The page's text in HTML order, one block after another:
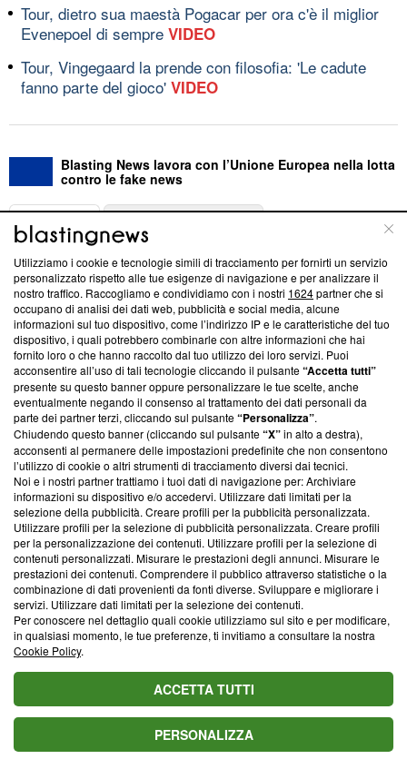
Tour, dietro sua maestà Pogacar per ora c'è il miglior
Evenepoel di sempre VIDEO
Tour, Vingegaard la prende con filosofia: 'Le cadute
fanno parte del gioco' VIDEO
Blasting News lavora con l’Unione Europea nella lotta
contro le fake news
ABOUT
Questa sezione offre informazioni trasparenti su Blasting
News, sui nostri processi editoriali e su come ci impegniamo a
creare news di qualità. Inoltre, afferma la nostra aderenza a
‘Trust Project - News with Integrity’Blasting News non è
ancora membro del programma, ma ha richiesto di farne
parte; Trust Project non ha ancora effettuato una verifica di
conformità agli standard.
Su di noi
Team editoriale
Corporate
Redazione
Informativa Privacy
Cookie Policy
Blasting SA, IDI CHE-247.845.224, Via Carlo Frasca, 3 - 6900
Lugano (Svizzera) Tel:+39 0690258937
© 2026 Blasting News
Utilizziamo i cookie e tecnologie simili di tracciamento per fornirti un servizio
personalizzato rispetto alle tue esigenze di navigazione e per analizzare il
nostro traffico. Raccogliamo e condividiamo con i nostri 1624partner che si
occupano di analisi dei dati web, pubblicità e social media, alcune
informazioni sul tuo dispositivo, come l’indirizzo IP e le caratteristiche del tuo
dispositivo, i quali potrebbero combinarle con altre informazioni che hai
fornito loro o che hanno raccolto dal tuo utilizzo dei loro servizi. Puoi
acconsentire all’uso di tali tecnologie cliccando il pulsante“Accetta tutti”
presente su questo banner oppure personalizzare le tue scelte, anche
eventualmente negando il consenso al trattamento dei dati personali da
parte dei partner terzi, cliccando sul pulsante“Personalizza”.
Chiudendo questo banner (cliccando sul pulsante“X”in alto a destra),
acconsenti al permanere delle impostazioni predefinite che non consentono
l’utilizzo di cookie o altri strumenti di tracciamento diversi dai tecnici.
Noi e i nostri partner trattiamo i tuoi dati di navigazione per: Archiviare
informazioni su dispositivo e/o accedervi. Utilizzare dati limitati per la
selezione della pubblicità. Creare profili per la pubblicità personalizzata.
Utilizzare profili per la selezione di pubblicità personalizzata. Creare profili
per la personalizzazione dei contenuti. Utilizzare profili per la selezione di
contenuti personalizzati. Misurare le prestazioni degli annunci. Misurare le
prestazioni dei contenuti. Comprendere il pubblico attraverso statistiche o la
combinazione di dati provenienti da fonti diverse. Sviluppare e migliorare i
servizi. Utilizzare dati limitati per la selezione dei contenuti.
Per conoscere nel dettaglio quali cookie utilizziamo sul sito e per modificare,
in qualsiasi momento, le tue preferenze, ti invitiamo a consultare la nostra
Cookie Policy.
ACCETTA TUTTI
PERSONALIZZA